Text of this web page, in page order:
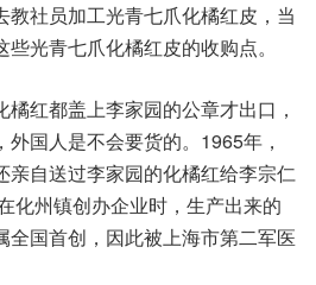
教社员加工光青七爪化橘红皮，当
光青七爪化橘红皮的收购点。
红都盖上李家园的公章才出口，
国人是不会要货的。1965年，
亲自送过李家园的化橘红给李宗仁
化州镇创办企业时，生产出来的
全国首创，因此被上海市第二军医